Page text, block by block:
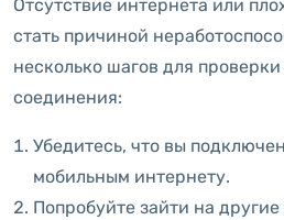
Отсутствие интернета или
стать причиной
несколько шагов для
соединения:
Убедитесь, что вы
мобильным интернету.
Попробуйте зайти на